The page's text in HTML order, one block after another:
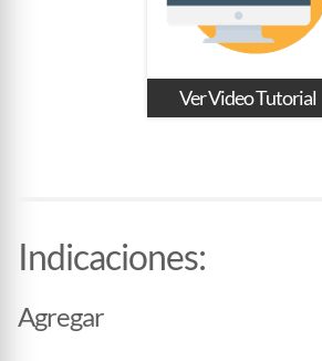
Ver Video Tutorial
Indicaciones:
Agregar